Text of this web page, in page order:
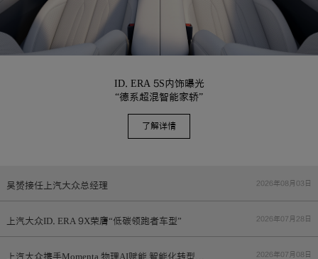
ID. ERA 5S内饰曝光
“德系超混智能家轿”
了解详情
吴赟接任上汽大众总经理 2026年08月03日
上汽大众ID. ERA 9X荣膺“低碳领跑者车型” 2026年07月28日
2026年07月08日